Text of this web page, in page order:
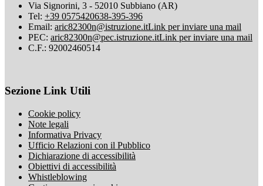
Via Signorini, 3 - 52010 Subbiano (AR)
Tel: +39 0575420638-395-396
Email: aric82300n@istruzione.itLink per inviare una mail
PEC: aric82300n@pec.istruzione.itLink per inviare una mail
C.F.: 92002460514
Sezione Link Utili
Cookie policy
Note legali
Informativa Privacy
Ufficio Relazioni con il Pubblico
Dichiarazione di accessibilità
Obiettivi di accessibilità
Whistleblowing